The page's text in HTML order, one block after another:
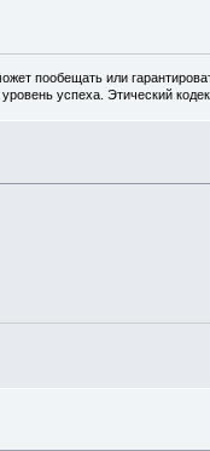
пообещать или
успеха. Этический